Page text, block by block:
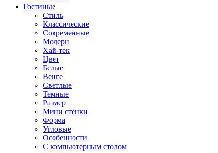
Гостиные
Стиль
Классические
Современные
Модерн
Хай-тек
Цвет
Белые
Венге
Светлые
Темные
Размер
Мини стенки
Форма
Угловые
Особенности
С компьютерным столом